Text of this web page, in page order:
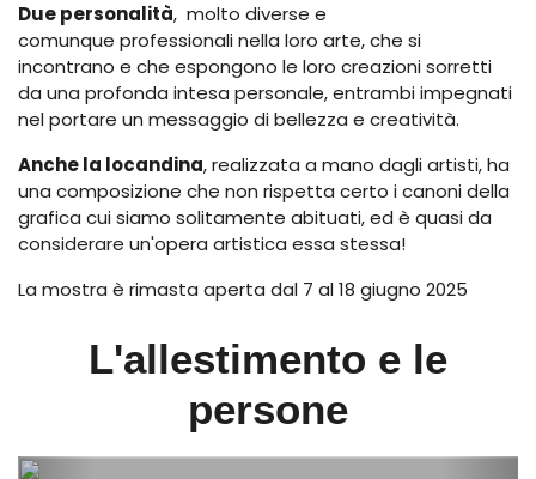
Due personalità, molto diverse e
comunque professionali nella loro arte, che si
incontrano e che espongono le loro creazioni sorretti
da una profonda intesa personale, entrambi impegnati
nel portare un messaggio di bellezza e creatività.
Anche la locandina, realizzata a mano dagli artisti, ha
una composizione che non rispetta certo i canoni della
grafica cui siamo solitamente abituati, ed è quasi da
considerare un'opera artistica essa stessa!
La mostra è rimasta aperta dal 7 al 18 giugno 2025
L'allestimento e le
persone